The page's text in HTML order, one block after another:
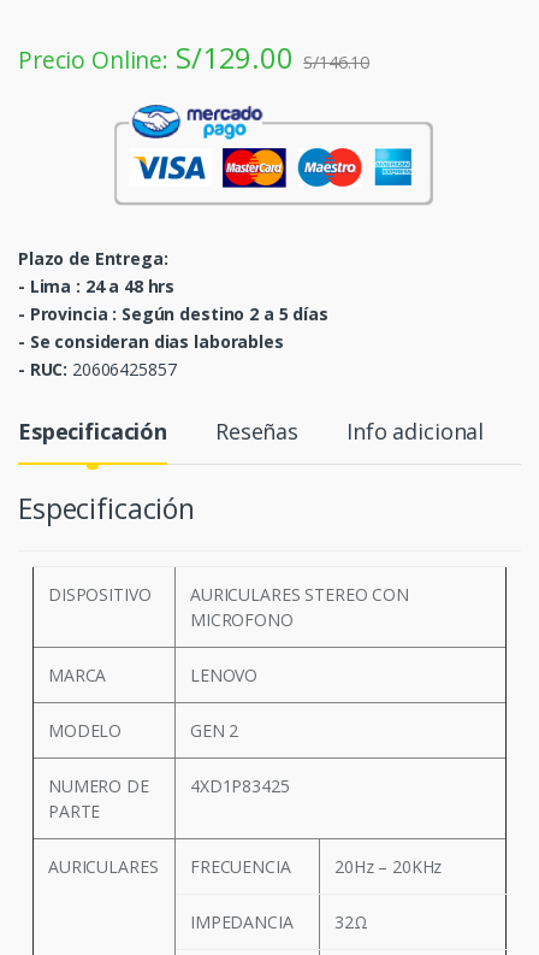
Precio Online: S/129.00 S/146.10
Plazo de Entrega:
- Lima : 24 a 48 hrs
- Provincia : Según destino 2 a 5 días
- Se consideran dias laborables
- RUC: 20606425857
Especificación Reseñas Info adicional
Especificación
DISPOSITIVO
AURICULARES STEREO CON
MICROFONO
MARCA LENOVO
MODELO GEN 2
NUMERO DE
PARTE
4XD1P83425
AURICULARES FRECUENCIA 20Hz – 20KHz
IMPEDANCIA 32Ω